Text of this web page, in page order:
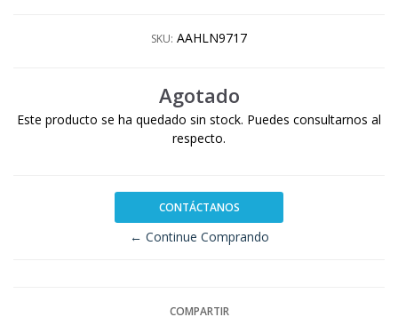
SKU: AAHLN9717
Agotado
Este producto se ha quedado sin stock. Puedes consultarnos al
respecto.
CONTÁCTANOS
← Continue Comprando
COMPARTIR